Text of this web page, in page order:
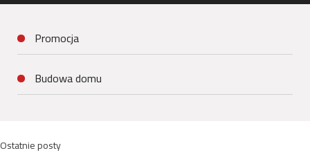
Promocja
Budowa domu
Ostatnie posty